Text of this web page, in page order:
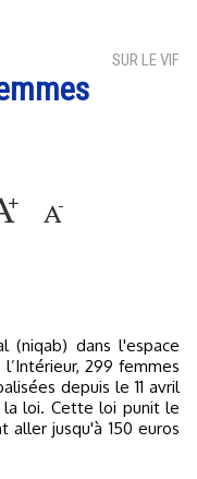
SUR LE VIF
299 femmes
depuis le 11 avril
la loi. Cette loi punit le
aller jusqu'à 150 euros